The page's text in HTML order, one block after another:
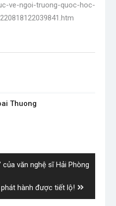
ve-ngoi-truong-quoc-hoc-
Thuong
của văn nghệ sĩ Hải Phòng
hành được tiết lộ!